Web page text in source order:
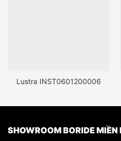
Lustra INST0601200006
SHOWROOM BORIDE MIỀN